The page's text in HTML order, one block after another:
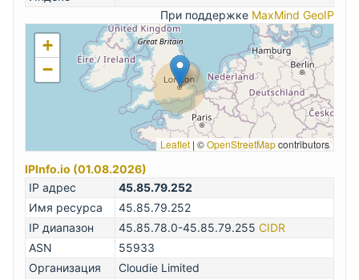
При поддержке MaxMind GeoIP
+
−
Leaflet | ©OpenStreetMapcontributors
IPInfo.io (01.08.2026)
IP адрес
45.85.79.252
Имя ресурса
45.85.79.252
IP диапазон
45.85.78.0-45.85.79.255 CIDR
ASN
55933
Организация
Cloudie Limited